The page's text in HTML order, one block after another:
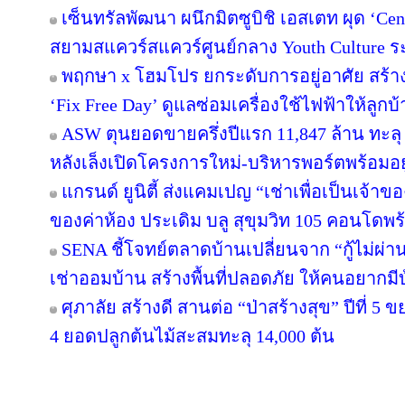
เซ็นทรัลพัฒนา ผนึกมิตซูบิชิ เอสเตท ผุด
สยามสแควร์สแควร์ศูนย์กลาง Youth Culture
พฤกษา x โฮมโปร ยกระดับการอยู่อาศัย สร้าง
‘Fix Free Day’ ดูแลซ่อมเครื่องใช้ไฟฟ้าให้ลูก
ASW ตุนยอดขายครึ่งปีแรก 11,847 ล้าน ทะ
หลังเล็งเปิดโครงการใหม่-บริหารพอร์ตพร้อม
แกรนด์ ยูนิตี้ ส่งแคมเปญ “เช่าเพื่อเป็นเจ้าข
ของค่าห้อง ประเดิม บลู สุขุมวิท 105 คอนโดพ
SENA ชี้โจทย์ตลาดบ้านเปลี่ยนจาก “กู้ไม่ผ่า
เช่าออมบ้าน สร้างพื้นที่ปลอดภัย ให้คนอยากมี
ศุภาลัย สร้างดี สานต่อ “ป่าสร้างสุข” ปีที่ 5
4 ยอดปลูกต้นไม้สะสมทะลุ 14,000 ต้น